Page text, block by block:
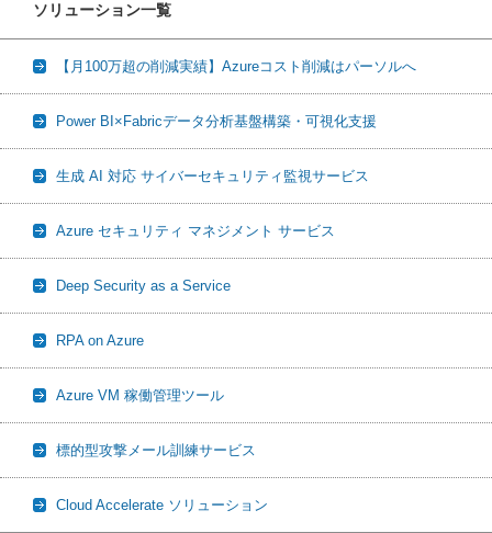
ソリューション一覧
【月100万超の削減実績】Azureコスト削減はパーソルへ
Power BI×Fabricデータ分析基盤構築・可視化支援
生成 AI 対応 サイバーセキュリティ監視サービス
Azure セキュリティ マネジメント サービス
Deep Security as a Service
RPA on Azure
Azure VM 稼働管理ツール
標的型攻撃メール訓練サービス
Cloud Accelerate ソリューション